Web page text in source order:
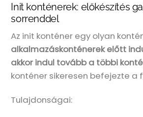
Init konténerek: előkészítés
sorrenddel
Az init konténer egy olyan
alkalmazáskonténerek előtt
akkor indul tovább a többi
konténer sikeresen befejezte
Tulajdonságai: